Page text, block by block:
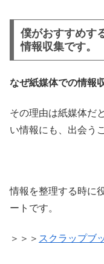
僕がおすすめす
情報収集です。
なぜ紙媒体での情報
その理由は紙媒体だ
い情報にも、出会う
情報を整理する時に
ートです。
＞＞＞ スクラップブ